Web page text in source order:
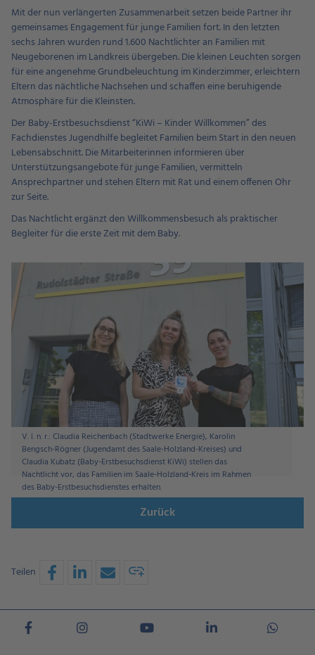
Mit der nun verlängerten Zusammenarbeit setzen beide Partner ihr
gemeinsames Engagement für junge Familien fort. In den letzten
sechs Jahren wurden rund 1.600 Nachtlichter an Familien mit
Neugeborenen im Landkreis übergeben. Die kleinen Leuchten sorgen
für eine angenehme Grundbeleuchtung im Kinderzimmer, erleichtern
Eltern das nächtliche Nachsehen und schaffen eine beruhigende
Atmosphäre für die Kleinsten.
Der Baby-Erstbesuchsdienst “KiWi – Kinder Willkommen” des
Fachdienstes Jugendhilfe begleitet Familien beim Start in den neuen
Lebensabschnitt. Die Mitarbeiterinnen informieren über
Unterstützungsangebote für junge Familien, vermitteln
Ansprechpartner und stehen Eltern mit Rat und einem offenen Ohr
zur Seite.
Das Nachtlicht ergänzt den Willkommensbesuch als praktischer
Begleiter für die erste Zeit mit dem Baby.
V. l. n. r.: Claudia Reichenbach (Stadtwerke Energie), Karolin
Bengsch-Rögner (Jugendamt des Saale-Holzland-Kreises) und
Claudia Kubatz (Baby-Erstbesuchsdienst KiWi) stellen das
Nachtlicht vor, das Familien im Saale-Holzland-Kreis im Rahmen
des Baby-Erstbesuchsdienstes erhalten.
Zurück
Teilen